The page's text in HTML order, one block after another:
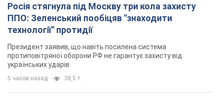
Росія стягнула під Москву три кола захисту
ППО: Зеленський пообіцяв "знаходити
технології" протидії
Президент заявив, що навіть посилена система
протиповітряної оборони РФ не гарантує захисту від
українських ударів
5 часов назад 38,5 т.